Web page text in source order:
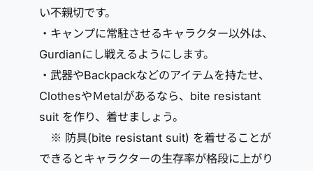
い不親切です。
・キャンプに常駐させるキャラクター以外は、
Gurdianにし戦えるようにします。
・武器やBackpackなどのアイテムを持たせ、
ClothesやＭetalがあるなら、bite resistant
suit を作り、着せましょう。
※ 防具(bite resistant suit) を着せることが
できるとキャラクターの生存率が格段に上がり